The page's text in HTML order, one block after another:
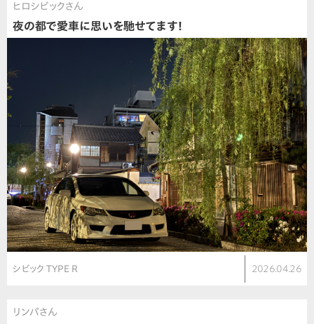
ヒロシビックさん
夜の都で愛車に思いを馳せてます！
シビック TYPE R 2026.04.26
リンパさん